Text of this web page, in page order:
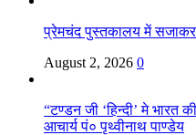
प्रेमचंद पुस्तकालय में सजाकर
August 2, 2026 0
“टण्डन जी ‘हिन्दी’ मे
आचार्य पं० पृथ्वीनाथ पाण्डेय